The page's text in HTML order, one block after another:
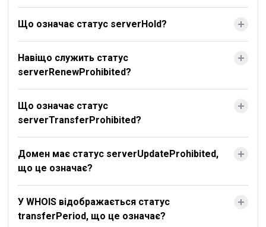
Що означає статус serverHold?
Навіщо служить статус
serverRenewProhibited?
Що означає статус
serverTransferProhibited?
Домен має статус serverUpdateProhibited,
що це означає?
У WHOIS відображається статус
transferPeriod, що це означає?